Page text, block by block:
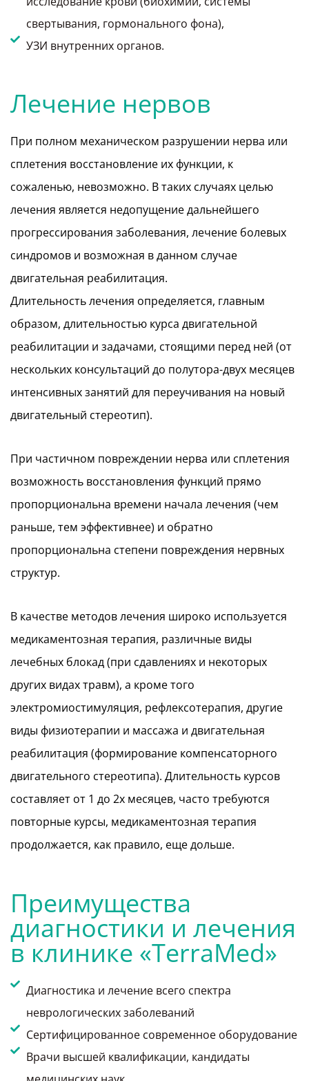
свертывания, гормонального фона),
УЗИ внутренних органов.
Лечение нервов
При полном механическом разрушении нерва или
сплетения восстановление их функции, к
сожаленью, невозможно. В таких случаях целью
лечения является недопущение дальнейшего
прогрессирования заболевания, лечение болевых
синдромов и возможная в данном случае
двигательная реабилитация.
Длительность лечения определяется, главным
образом, длительностью курса двигательной
реабилитации и задачами, стоящими перед ней (от
нескольких консультаций до полутора-двух месяцев
интенсивных занятий для переучивания на новый
двигательный стереотип).
При частичном повреждении нерва или сплетения
возможность восстановления функций прямо
пропорциональна времени начала лечения (чем
раньше, тем эффективнее) и обратно
пропорциональна степени повреждения нервных
структур.
В качестве методов лечения широко используется
медикаментозная терапия, различные виды
лечебных блокад (при сдавлениях и некоторых
других видах травм), а кроме того
электромиостимуляция, рефлексотерапия, другие
виды физиотерапии и массажа и двигательная
реабилитация (формирование компенсаторного
двигательного стереотипа). Длительность курсов
составляет от 1 до 2х месяцев, часто требуются
повторные курсы, медикаментозная терапия
продолжается, как правило, еще дольше.
Преимущества
диагностики и лечения
в клинике «TerraMed»
Диагностика и лечение всего спектра
неврологических заболеваний
Сертифицированное современное оборудование
Врачи высшей квалификации, кандидаты